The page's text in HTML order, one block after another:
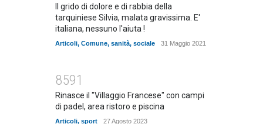
Il grido di dolore e di rabbia della
tarquiniese Silvia, malata gravissima. E'
italiana, nessuno l'aiuta !
Articoli, Comune, sanità, sociale 31 Maggio 2021
8591
Rinasce il "Villaggio Francese" con campi
di padel, area ristoro e piscina
Articoli, sport 27 Agosto 2023